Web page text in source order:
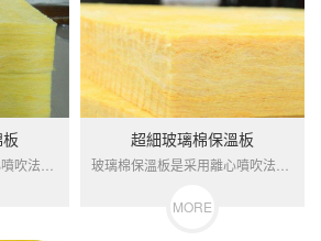
玻璃棉保溫板是采用離心噴吹法加工而成，這種材料具有一定強度的...
超細玻璃棉保溫板
玻璃棉保溫板是采用離心噴吹法加工而成，這種材料具有一定強度的...
MORE